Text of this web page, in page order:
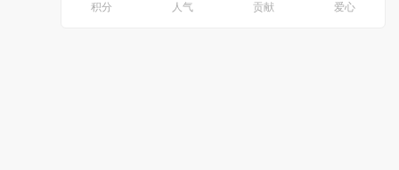
积分 人气 贡献 爱心